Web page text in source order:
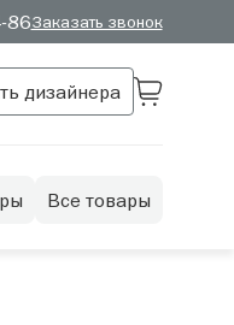
86Заказать звонок
дизайнера
Все товары